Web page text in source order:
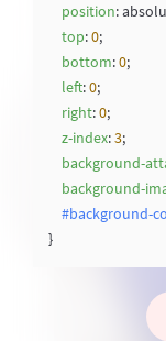
position:
top: 0;
bottom: 0;
left: 0;
right: 0;
z-index: 3;
background-
background-
#background-